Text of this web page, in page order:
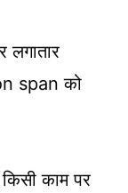
span को
काम पर